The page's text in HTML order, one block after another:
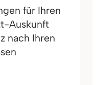
für Ihren
Auskunft
nach Ihren